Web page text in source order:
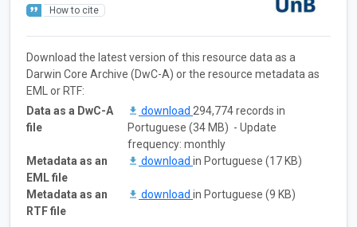
How to cite
Download the latest version of this resource data as a
Darwin Core Archive (DwC-A) or the resource metadata as
EML or RTF:
Data as a DwC-A
file
download 294,774 records in
Portuguese (34 MB) - Update
frequency: monthly
Metadata as an
EML file
download in Portuguese (17 KB)
Metadata as an
RTF file
download in Portuguese (9 KB)